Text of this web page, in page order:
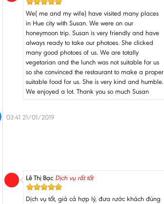
We( me and my wife) have visited many places
in Hue city with Susan. We were on our
honeymoon trip. Susan is very friendly and have
always ready to take our photoes. She clicked
many good photoes of us. We are totally
vegetarian and the lunch was not suitable for us
so she convinced the restaurant to make a proper
suitable food for us. She is very kind and humble.
We enjoyed a lot. Thank you so much Susan
03:41 21/01/2019
Lê Thị Bạc Dịch vụ rất tốt
Dịch vụ tốt, giá cả hợp lý, đưa rước khách đúng